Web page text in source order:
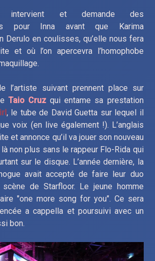
intervient et demande des
pour Inna avant que Karima
Derulo en coulisses, qu’elle nous fera
et où l’on apercevra l’homophobe
l’artiste suivant prennent place sur
Taio Cruz qui entame sa prestation
, le tube de David Guetta sur lequel il
voix (en live également !). L’anglais
et annonce qu’il va jouer son nouveau
là non plus sans le rappeur Flo-Rida qui
sur le disque. L’année dernière, la
avait accepté de faire leur duo
de Starfloor. Le jeune homme
"one more song for you". Ce sera
a cappella et poursuivi avec un
bon.